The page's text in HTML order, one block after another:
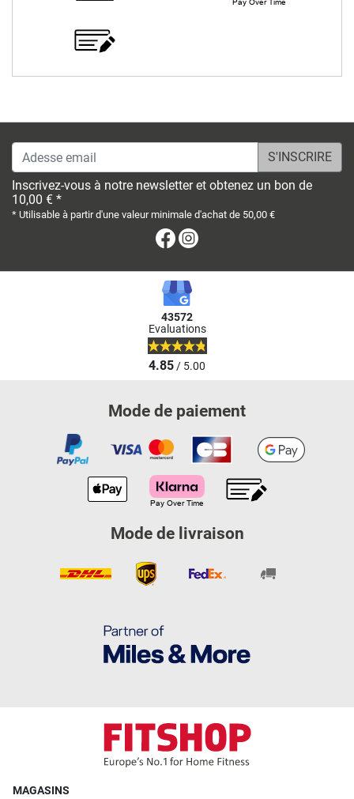
Adesse email
Inscrivez-vous à notre newsletter et obtenez un bon de
10,00 € *
* Utilisable à partir d'une valeur minimale d'achat de 50,00 €
Facebook
43572
Evaluations
4.85/ 5.00
Mode de paiement
Mode de livraison
MAGASINS